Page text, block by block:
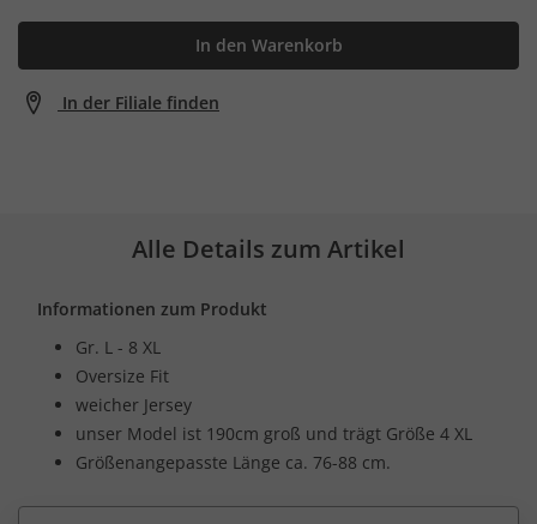
In den Warenkorb
In der Filiale finden
Alle Details zum Artikel
Informationen zum Produkt
Gr. L - 8 XL
Oversize Fit
weicher Jersey
unser Model ist 190cm groß und trägt Größe 4 XL
Größenangepasste Länge ca. 76-88 cm.